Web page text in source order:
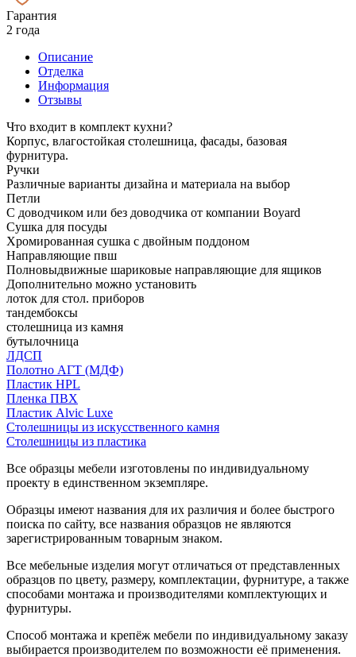
Гарантия
2 года
Описание
Отделка
Информация
Отзывы
Что входит в комплект кухни?
Корпус, влагостойкая столешница, фасады, базовая
фурнитура.
Ручки
Различные варианты дизайна и материала на выбор
Петли
С доводчиком или без доводчика от компании Boyard
Сушка для посуды
Хромированная сушка с двойным поддоном
Направляющие пвш
Полновыдвижные шариковые направляющие для ящиков
Дополнительно можно установить
лоток для стол. приборов
тандембоксы
столешница из камня
бутылочница
ЛДСП
Полотно АГТ (МДФ)
Пластик HPL
Пленка ПВХ
Пластик Alvic Luxe
Столешницы из искусственного камня
Столешницы из пластика
Все образцы мебели изготовлены по индивидуальному
проекту в единственном экземпляре.
Образцы имеют названия для их различия и более быстрого
поиска по сайту, все названия образцов не являются
зарегистрированным товарным знаком.
Все мебельные изделия могут отличаться от представленных
образцов по цвету, размеру, комплектации, фурнитуре, а также
способами монтажа и производителями комплектующих и
фурнитуры.
Способ монтажа и крепёж мебели по индивидуальному заказу
выбирается производителем по возможности её применения.